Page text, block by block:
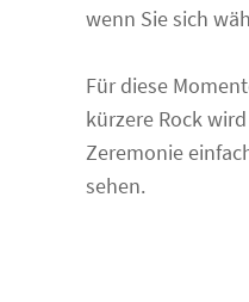
wenn Sie sich
Für diese
kürzere Rock
Zeremonie
sehen.